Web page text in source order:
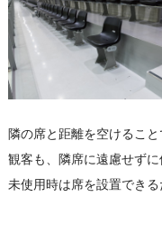
隣の席と距離を空けるこ
観客も、隣席に遠慮せず
未使用時は席を設置でき